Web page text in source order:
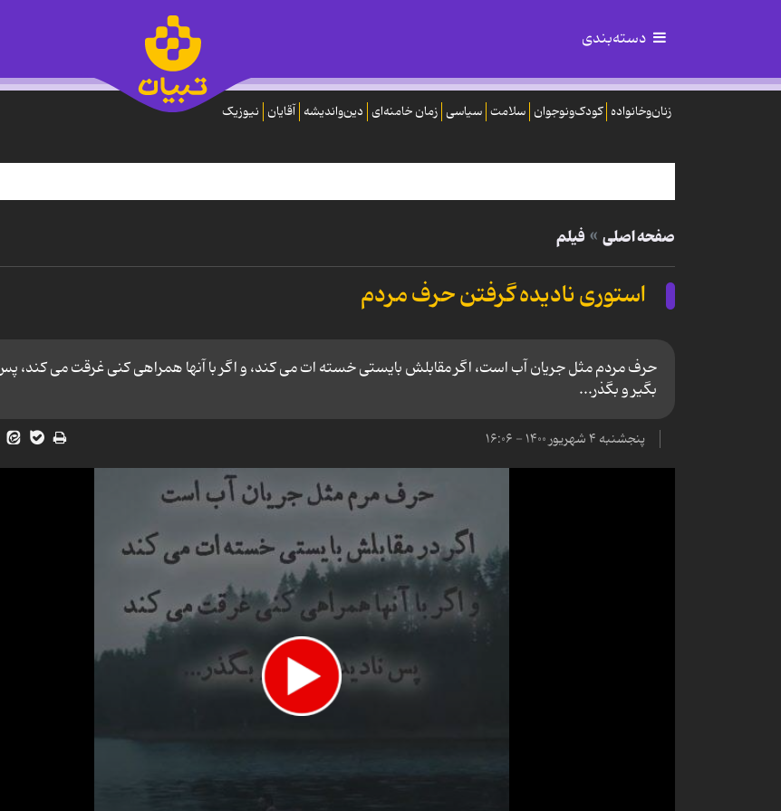
دسته‌بندی
زنان‌وخانواده کودک‌ونوجوان سلامت سیاسی زمان خامنه‌ای دین‌واندیشه آقایان نیوزیک
صفحه اصلی فیلم
استوری نادیده گرفتن حرف مردم
حرف مردم مثل جریان آب است، اگر مقابلش بایستی خسته ات می کند، و اگر با آنها همراهی کنی غرقت می کند،
بگیر و بگذر...
پنجشنبه ۴ شهریور ۱۴۰۰ - ۱۶:۰۶